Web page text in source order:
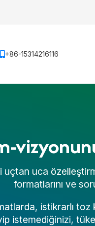
+86-15314216116
uçtan uca
formatlarını ve
istikrarlı
istemediğinizi,